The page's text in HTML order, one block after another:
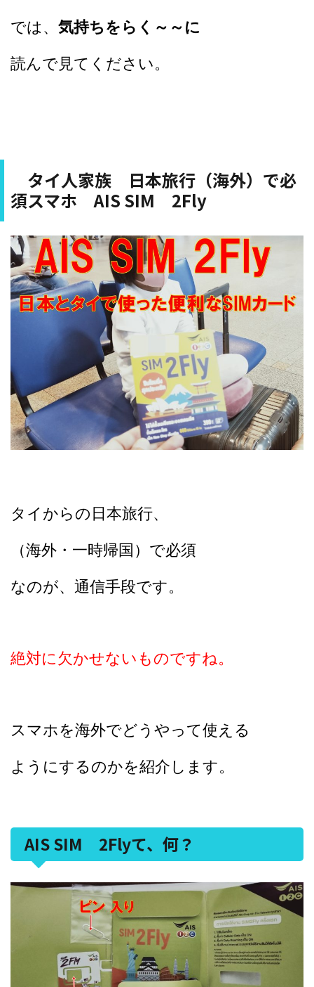
では、 気持ちをらく～～に
読んで見てください。
タイ人家族 日本旅行（海外）で必
須スマホ AIS SIM 2Fly
タイからの日本旅行、
（海外・一時帰国） で必須
なのが、通信手段です。
絶対に欠かせないものですね。
スマホを海外でどうやって使える
ようにするのかを紹介します。
AIS SIM 2Flyて、何？